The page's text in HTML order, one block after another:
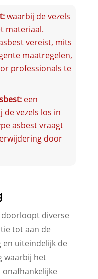
waarbij de vezels
materiaal.
vereist, mits
maatregelen,
professionals te
een
de vezels los in
asbest vraagt
door
diverse
tot aan de
en uiteindelijk de
waarbij het